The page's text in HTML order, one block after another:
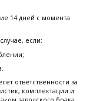
14 дней с момента
если:
ответственности за
комплектации и